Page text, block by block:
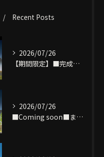
Recent Posts
2026/07/26
【期間限定】■完成物件見学できます■
2026/07/26
■Coming soon■まもなく完成致します‼